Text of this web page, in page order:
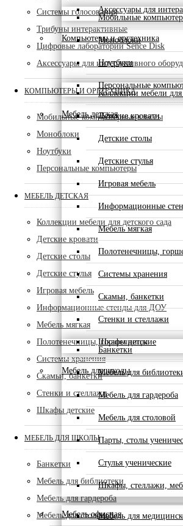
Аксессуары для
Компьютеры и оргтехника
Мобильные
Моноблоки
Ноутбуки
Персональные
Мебель детская
Коллекции мебели для
Детские кровати
Детские столы
Детские стулья
Игровая мебель
Информационные
Мебель мягкая
Полотенечницы,
Системы хранения
Скамьи, банкетки
Стенки и стеллажи
Шкафы детские
Мебель для школы
Банкетки
Мебель для
Мебель для гардероба
Мебель для столовой
Парты, столы
Стулья ученические
Шкафы, стеллажи,
Мебель офисная
Мебель для
Системы голосования
Трибуны интерактивные
Цифровые лаборатории Sence Disk
Аксессуары для интерактивного
КОМПЬЮТЕРЫ И ОРГТЕХНИКА
Мобильные компьютерные классы
Моноблоки
Ноутбуки
Персональные компьютеры
МЕБЕЛЬ ДЕТСКАЯ
Коллекции мебели для детского сада
Детские кровати
Детские столы
Детские стулья
Игровая мебель
Информационные стенды для ДОУ
Мебель мягкая
Полотенечницы, горшечницы
Системы хранения
Скамьи, банкетки
Стенки и стеллажи
Шкафы детские
МЕБЕЛЬ ДЛЯ ШКОЛЫ
Банкетки
Мебель для библиотеки
Мебель для гардероба
Мебель для столовой